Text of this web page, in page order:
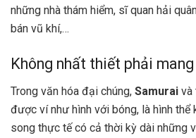
những nhà thám hiểm, sĩ quan hải
bán vũ khí,…
Không nhất thiết phải
Trong văn hóa đại chúng, Samurai và
được ví như hình với bóng, là hình thể
song thực tế có cả thời kỳ dài những